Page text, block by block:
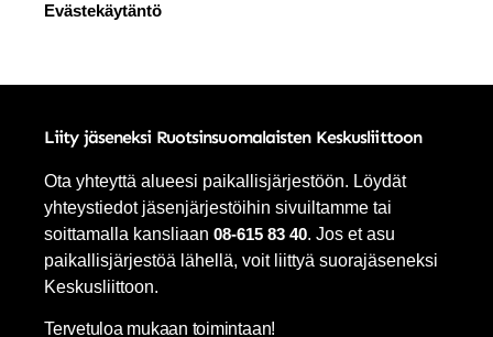
Evästekäytäntö
Liity jäseneksi Ruotsinsuomalaisten Keskusliittoon
Ota yhteyttä alueesi paikallisjärjestöön. Löydät
yhteystiedot jäsenjärjestöihin sivuiltamme tai
soittamalla kansliaan 08-615 83 40. Jos et asu
paikallisjärjestöä lähellä, voit liittyä suorajäseneksi
Keskusliittoon.
Tervetuloa mukaan toimintaan!